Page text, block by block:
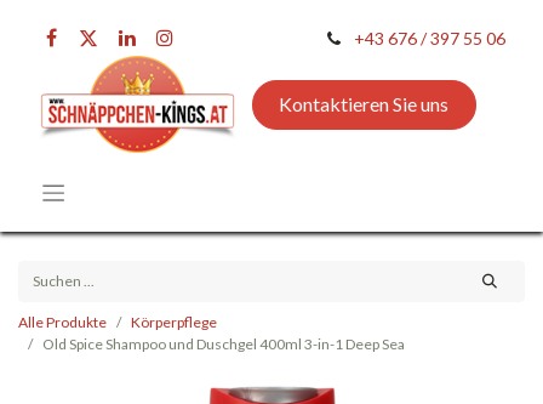
+43 676 / 397 55 06
Kontaktieren Sie uns
Alle Produkte
Körperpflege
Old Spice Shampoo und Duschgel 400ml 3-in-1 Deep Sea